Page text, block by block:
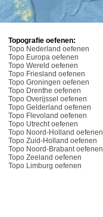
Topografie oefenen:
Topo Nederland oefenen
Topo Europa oefenen
Topo Wereld oefenen
Topo Friesland oefenen
Topo Groningen oefenen
Topo Drenthe oefenen
Topo Overijssel oefenen
Topo Gelderland oefenen
Topo Flevoland oefenen
Topo Utrecht oefenen
Topo Noord-Holland oefenen
Topo Zuid-Holland oefenen
Topo Noord-Brabant oefenen
Topo Zeeland oefenen
Topo Limburg oefenen